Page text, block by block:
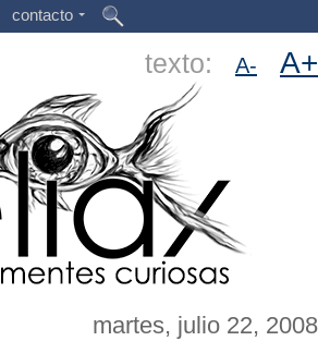
contacto
texto: A- A+
martes, julio 22, 2008